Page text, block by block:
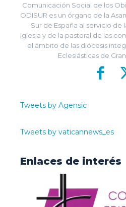
Comunicación Social de los
ODISUR es un órgano de la
Sur de España al servicio
Iglesia y de la pastoral de las
el ámbito de las diócesis
Eclesiásticas de
Tweets by Agensic
Tweets by vaticannews_es
Enlaces de interés